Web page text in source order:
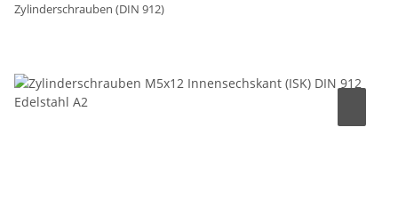
Zylinderschrauben (DIN 912)